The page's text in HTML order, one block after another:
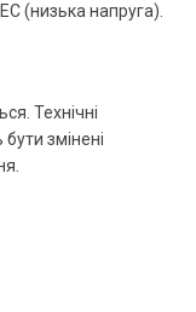
(низька напруга).
Технічні
змінені